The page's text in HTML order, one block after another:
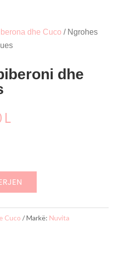
dhe Cuco / Ngrohes
dhe
L
6290 L.
Cuco Markë: Nuvita